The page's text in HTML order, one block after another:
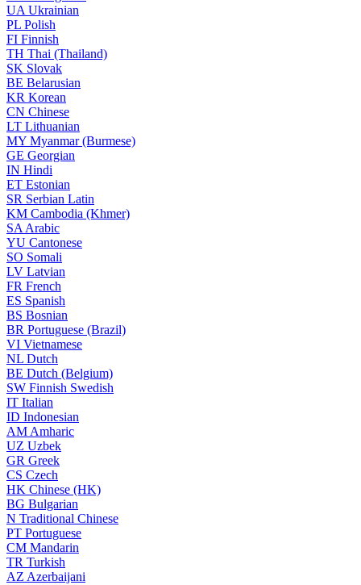
UA Ukrainian
PL Polish
FI Finnish
TH Thai (Thailand)
SK Slovak
BE Belarusian
KR Korean
CN Chinese
LT Lithuanian
MY Myanmar (Burmese)
GE Georgian
IN Hindi
ET Estonian
SR Serbian Latin
KM Cambodia (Khmer)
SA Arabic
YU Cantonese
SO Somali
LV Latvian
FR French
ES Spanish
BS Bosnian
BR Portuguese (Brazil)
VI Vietnamese
NL Dutch
BE Dutch (Belgium)
SW Finnish Swedish
IT Italian
ID Indonesian
AM Amharic
UZ Uzbek
GR Greek
CS Czech
HK Chinese (HK)
BG Bulgarian
N Traditional Chinese
PT Portuguese
CM Mandarin
TR Turkish
AZ Azerbaijani